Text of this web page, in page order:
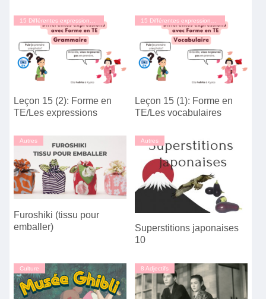
15 Différentes expressions avec forme en TE
Leçon 15 (2): Forme en
TE/Les expressions
15 Différentes expressions avec forme en TE
Leçon 15 (1): Forme en
TE/Les vocabulaires
Autres
Furoshiki (tissu pour
emballer)
Autres
Superstitions japonaises
10
Culture 8 Adjectifs